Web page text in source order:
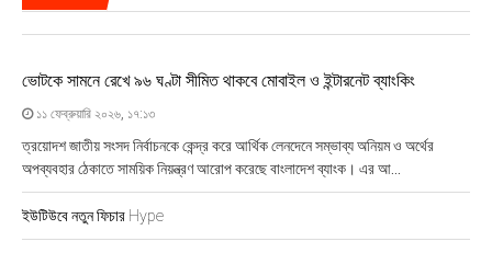
ভোটকে সামনে রেখে ৯৬ ঘণ্টা সীমিত থাকবে মোবাইল ও ইন্টারনেট ব্যাংকিং
১১ ফেব্রুয়ারি ২০২৬, ১৭:১৩
ত্রয়োদশ জাতীয় সংসদ নির্বাচনকে কেন্দ্র করে আর্থিক লেনদেনে সম্ভাব্য অনিয়ম ও অর্থের
অপব্যবহার ঠেকাতে সাময়িক নিয়ন্ত্রণ আরোপ করেছে বাংলাদেশ ব্যাংক। এর আ...
ইউটিউবে নতুন ফিচার Hype